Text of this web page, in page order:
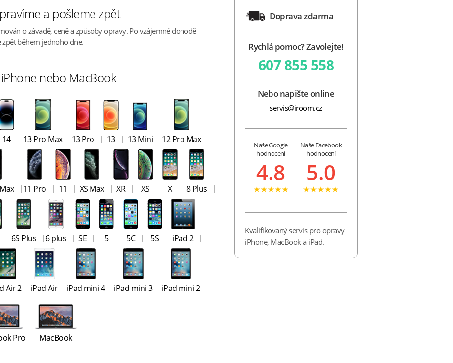
a pošleme zpět
o závadě, ceně a způsoby opravy. Po vzájemné dohodě
během jednoho dne.
iPhone nebo MacBook
14 13 Pro Max 13 Pro 13 13 Mini 12 Pro Max
11 Pro 11 XS Max XR XS X 8 Plus
6S Plus 6 plus SE 5 5C 5S iPad 2
Air 2 iPad Air iPad mini 4 iPad mini 3 iPad mini 2
Pro MacBook
Doprava zdarma
Rychlá pomoc? Zavolejte!
607 855 558
Nebo napište online
servis@iroom.cz
Naše Google
hodnocení
4.8
Naše Facebook
hodnocení
5.0
Kvalifikovaný servis pro opravy
iPhone, MacBook a iPad.